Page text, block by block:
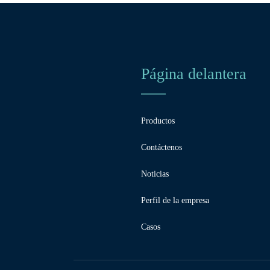
Página delantera
Productos
Contáctenos
Noticias
Perfil de la empresa
Casos